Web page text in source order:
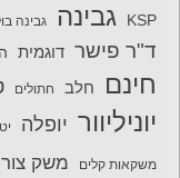
KSP גבינה גבינה
ד"ר פישר דוגמית
חינם חלב חתולים
יוניליוור יופלה
משקאות קלים משק